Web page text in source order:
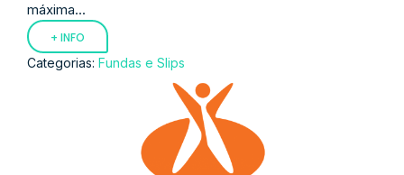
máxima...
+ INFO
Categorias: Fundas e Slips